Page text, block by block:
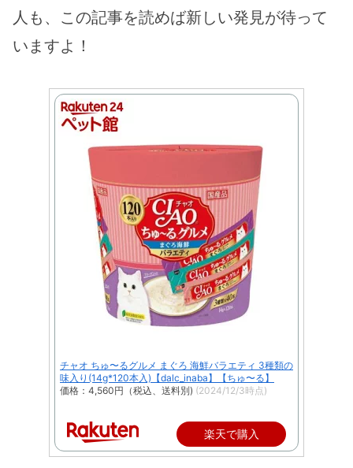
人も、この記事を読めば新しい発見が待って
いますよ！
チャオ ちゅ〜るグルメ まぐろ 海鮮バラエティ 3種類の
味入り(14g*120本入)【dalc_inaba】【ちゅ〜る】
価格：4,560円（税込、送料別) (2024/12/3時点)
楽天で購入